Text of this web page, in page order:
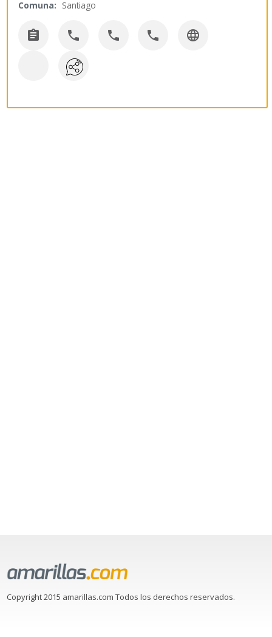
Comuna: Santiago
    
Copyright 2015 amarillas.com Todos los derechos reservados.